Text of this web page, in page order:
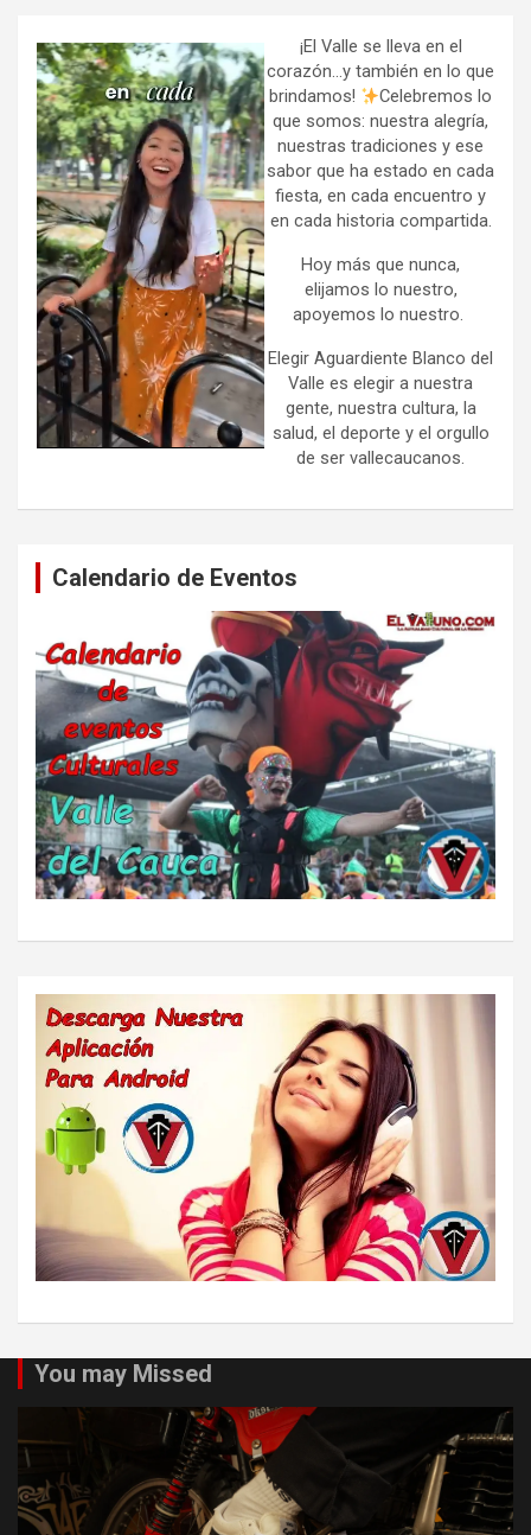
h
¡El Valle se lleva en el
corazón…y también en lo que
brindamos!
Celebremos lo
que somos: nuestra alegría,
nuestras tradiciones y ese
sabor que ha estado en cada
fiesta, en cada encuentro y
en cada historia compartida.
Hoy más que nunca,
elijamos lo nuestro,
apoyemos lo nuestro.
Elegir Aguardiente Blanco del
Valle es elegir a nuestra
gente, nuestra cultura, la
salud, el deporte y el orgullo
de ser vallecaucanos.
Calendario de Eventos
You may Missed